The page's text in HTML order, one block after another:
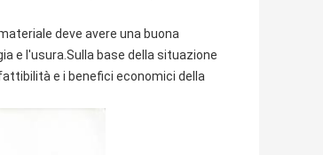
deve avere una buona
e l'usura.Sulla base della situazione
e i benefici economici della